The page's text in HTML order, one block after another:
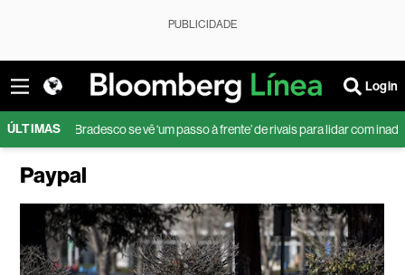
PUBLICIDADE
Login
ÚLTIMASse vê ‘um passo à frente’ de rivais para lidar com inadimplência, diz
Paypal